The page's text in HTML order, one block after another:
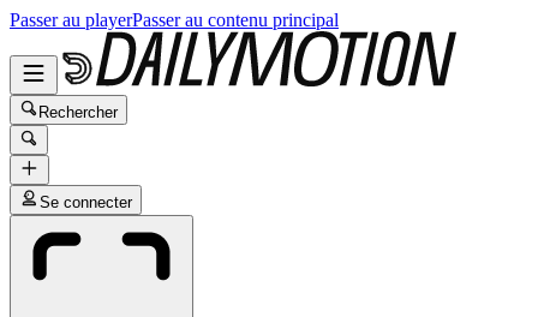
Passer au playerPasser au contenu principal
Rechercher
Se connecter